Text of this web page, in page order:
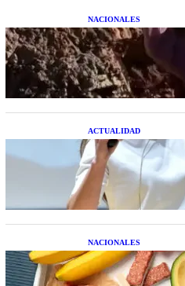
NACIONALES
Una mujer
extraterrestre
ACTUALIDAD
La startup creada
resolver el estrés
NACIONALES
Nutrición
temporada que